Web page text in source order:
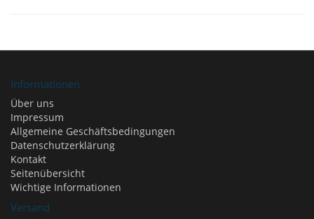
Informationen
Über uns
Impressum
Allgemeine Geschäftsbedingungen
Datenschutzerklärung
Kontakt
Seitenübersicht
Wichtige Informationen
Versand